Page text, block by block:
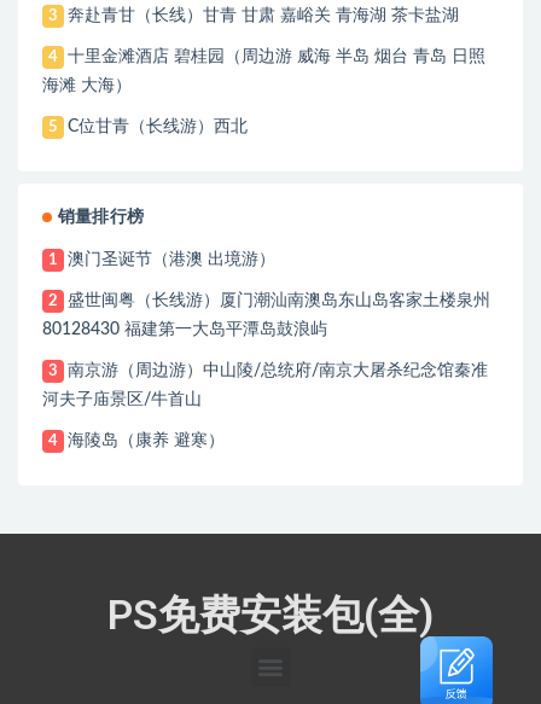
3 奔赴青甘（长线）甘青 甘肃 嘉峪关 青海湖 茶卡盐湖
4
十里金滩酒店 碧桂园（周边游 威海 半岛 烟台 青岛 日照
海滩 大海）
5 C位甘青（长线游）西北
销量排行榜
1 澳门圣诞节（港澳 出境游）
2
盛世闽粤（长线游）厦门潮汕南澳岛东山岛客家土楼泉州
80128430 福建第一大岛平潭岛鼓浪屿
3
南京游（周边游）中山陵/总统府/南京大屠杀纪念馆秦准
河夫子庙景区/牛首山
4 海陵岛（康养 避寒）
PS免费安装包(全)